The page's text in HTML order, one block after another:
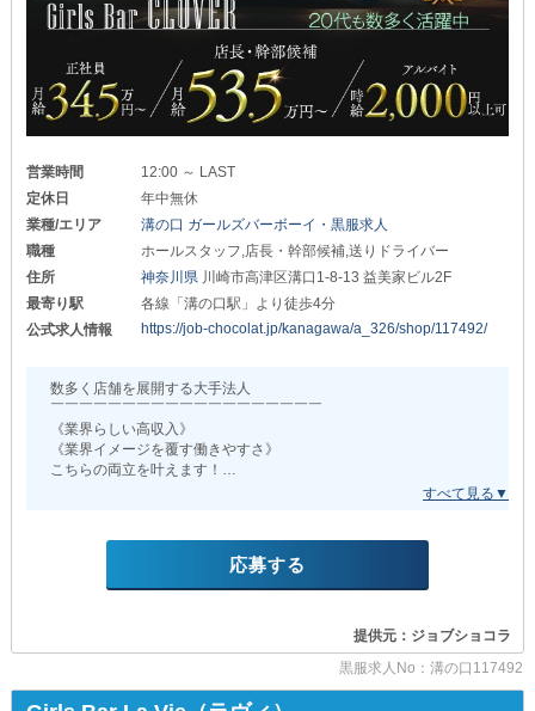
営業時間
12:00 ～ LAST
定休日
年中無休
業種/エリア
溝の口 ガールズバーボーイ・黒服求人
職種
ホールスタッフ,店長・幹部候補,送りドライバー
住所
神奈川県 川崎市高津区溝口1-8-13 益美家ビル2F
最寄り駅
各線「溝の口駅」より徒歩4分
公式求人情報
https://job-chocolat.jp/kanagawa/a_326/shop/117492/
数多く店舗を展開する大手法人
￣￣￣￣￣￣￣￣￣￣￣￣￣￣￣￣￣￣￣
《業界らしい高収入》
《業界イメージを覆す働きやすさ》
こちらの両立を叶えます！
「業界内で比較的業務量の少ない
“ガールズバー”という業種と
努力により《入社1年で》店長になれる可能性あり！
応募する
提供元：ジョブショコラ
黒服求人No：溝の口117492